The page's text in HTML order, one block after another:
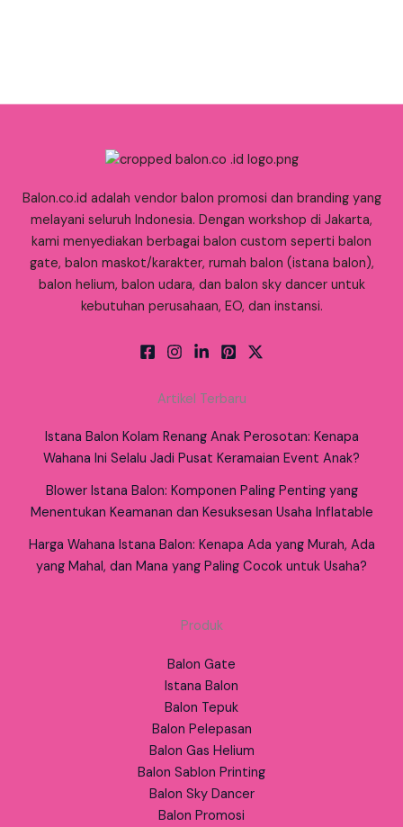
Balon.co.id adalah vendor balon promosi dan branding yang
melayani seluruh Indonesia. Dengan workshop di Jakarta,
kami menyediakan berbagai balon custom seperti balon
gate, balon maskot/karakter, rumah balon (istana balon),
balon helium, balon udara, dan balon sky dancer untuk
kebutuhan perusahaan, EO, dan instansi.
Artikel Terbaru
Istana Balon Kolam Renang Anak Perosotan: Kenapa
Wahana Ini Selalu Jadi Pusat Keramaian Event Anak?
Blower Istana Balon: Komponen Paling Penting yang
Menentukan Keamanan dan Kesuksesan Usaha Inflatable
Harga Wahana Istana Balon: Kenapa Ada yang Murah, Ada
yang Mahal, dan Mana yang Paling Cocok untuk Usaha?
Produk
Balon Gate
Istana Balon
Balon Tepuk
Balon Pelepasan
Balon Gas Helium
Balon Sablon Printing
Balon Sky Dancer
Balon Promosi